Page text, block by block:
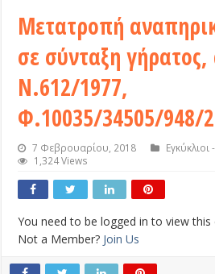
Μετατροπή
σε σύνταξη
Ν.612/1977,
Φ.10035/34505/948/
7 Φεβρουαρίου, 2018
1,324 Views
You need to be logged in to view this
Not a Member? Join Us